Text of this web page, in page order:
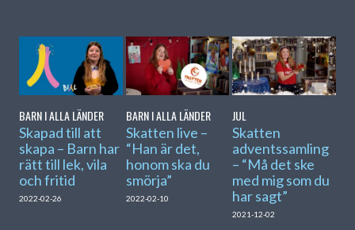
BARN I ALLA LÄNDER
Skapad till att
skapa – Barn har
rätt till lek, vila
och fritid
2022-02-26
BARN I ALLA LÄNDER
Skatten live –
“Han är det,
honom ska du
smörja”
2022-02-10
JUL
Skatten
adventssamling
– “Må det ske
med mig som du
har sagt”
2021-12-02